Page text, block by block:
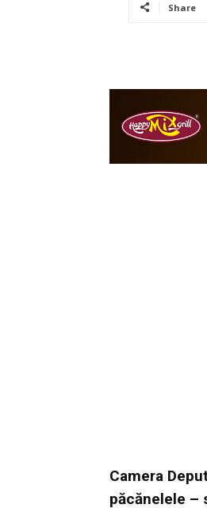
Share
Camera
păcănelele –